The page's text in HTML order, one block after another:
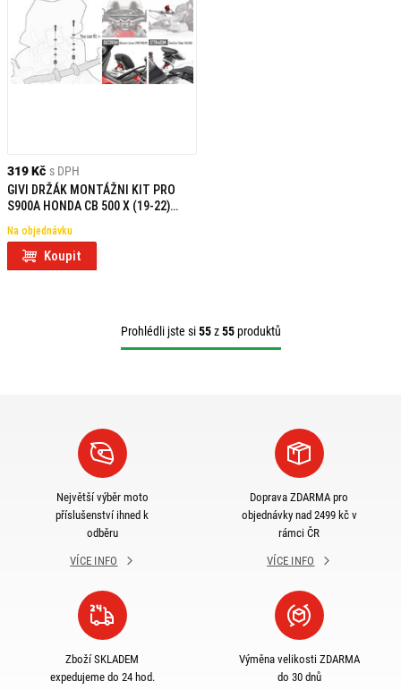
319 Kč s DPH
GIVI DRŽÁK MONTÁŽNI KIT PRO
S900A HONDA CB 500 X (19-22)
Na objednávku
Koupit
Prohlédli jste si55z55produktů
Největší výběr moto
příslušenství ihned k
odběru
VÍCE INFO
Doprava ZDARMA pro
objednávky nad 2499 kč v
rámci ČR
VÍCE INFO
Zboží SKLADEM
expedujeme do 24 hod.
Výměna velikosti ZDARMA
do 30 dnů